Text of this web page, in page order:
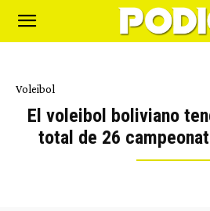
Voleibol
El voleibol boliviano
total de 26